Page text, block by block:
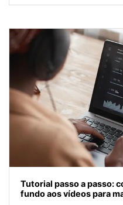
Tutorial passo a passo:
fundo aos vídeos para